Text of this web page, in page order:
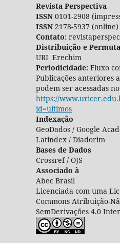
Revista Perspectiva
ISSN0101-2908
ISSN2178-5937 (online)
Contato:
Distribuição e
URI Erechim
Periodicidade: Fluxo
Publicações anteriores
podem ser acessadas
https://
id=ultimos
Indexação
GeoDados / Google
Latindex / Diadorim
Bases de Dados
Crossref / OJS
Associado à
Abec Brasil
Licenciada com uma
Commons Atribuição-
SemDerivações 4.0